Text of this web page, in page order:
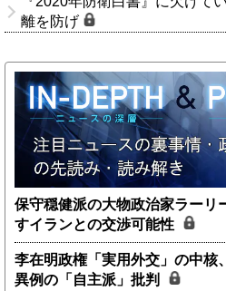
離を防げ
保守穏健派の大物政治家ラーリ
すイランとの交渉可能性
李在明政権「実用外交」の中核
異例の「自主派」批判